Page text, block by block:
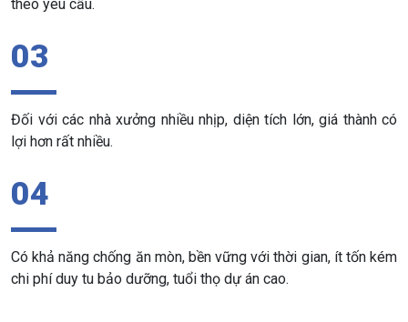
theo yêu cầu.
03
Đối với các nhà xưởng nhiều nhịp, diện tích lớn, giá thành có
lợi hơn rất nhiều.
04
Có khả năng chống ăn mòn, bền vững với thời gian, ít tốn kém
chi phí duy tu bảo dưỡng, tuổi thọ dự án cao.